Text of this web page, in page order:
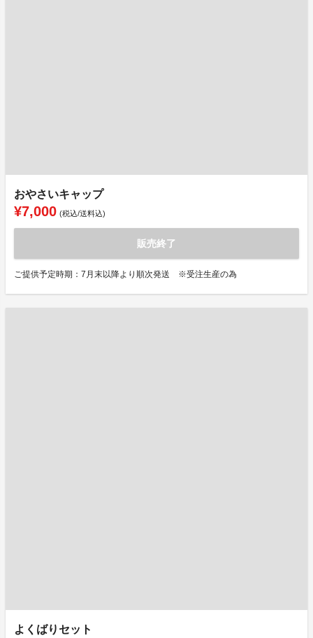
おやさいキャップ
¥7,000 (税込/送料込)
販売終了
ご提供予定時期：7月末以降より順次発送 ※受注生産の為
よくばりセット